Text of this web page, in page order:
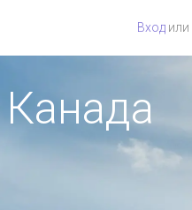
Вход или